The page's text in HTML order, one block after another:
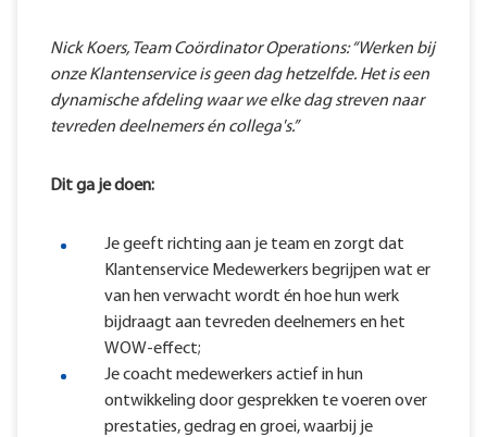
Nick Koers, Team Coördinator Operations: “Werken bij
onze Klantenservice is geen dag hetzelfde. Het is een
dynamische afdeling waar we elke dag streven naar
tevreden deelnemers én collega's.”
Dit ga je doen:
Je geeft richting aan je team en zorgt dat
Klantenservice Medewerkers begrijpen wat er
van hen verwacht wordt én hoe hun werk
bijdraagt aan tevreden deelnemers en het
WOW-effect;
Je coacht medewerkers actief in hun
ontwikkeling door gesprekken te voeren over
prestaties, gedrag en groei, waarbij je